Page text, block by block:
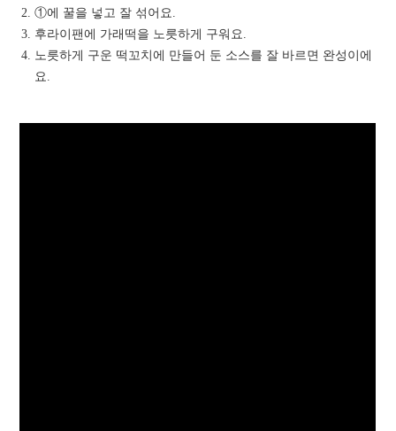
①에 꿀을 넣고 잘 섞어요.
후라이팬에 가래떡을 노릇하게 구워요.
노릇하게 구운 떡꼬치에 만들어 둔 소스를 잘 바르면 완성이에
요.